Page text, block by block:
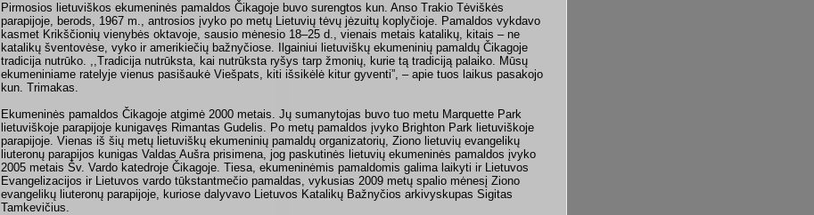
Pirmosios lietuviškos ekumeninės pamaldos Čikagoje buvo surengtos kun. Anso Trakio Tėviškės
parapijoje, berods, 1967 m., antrosios įvyko po metų Lietuvių tėvų jėzuitų koplyčioje. Pamaldos vykdavo
kasmet Krikščionių vienybės oktavoje, sausio mėnesio 18–25 d., vienais metais katalikų, kitais – ne
katalikų šventovėse, vyko ir amerikiečių bažnyčiose. Ilgainiui lietuviškų ekumeninių pamaldų Čikagoje
tradicija nutrūko. ,,Tradicija nutrūksta, kai nutrūksta ryšys tarp žmonių, kurie tą tradiciją palaiko. Mūsų
ekumeniniame ratelyje vienus pasišaukė Viešpats, kiti išsikėlė kitur gyventi”, – apie tuos laikus pasakojo
kun. Trimakas.
Ekumeninės pamaldos Čikagoje atgimė 2000 metais. Jų sumanytojas buvo tuo metu Marquette Park
lietuviškoje parapijoje kunigavęs Rimantas Gudelis. Po metų pamaldos įvyko Brighton Park lietuviškoje
parapijoje. Vienas iš šių metų lietuviškų ekumeninių pamaldų organizatorių, Ziono lietuvių evangelikų
liuteronų parapijos kunigas Valdas Aušra prisimena, jog paskutinės lietuvių ekumeninės pamaldos įvyko
2005 metais Šv. Vardo katedroje Čikagoje. Tiesa, ekumeninėmis pamaldomis galima laikyti ir Lietuvos
Evangelizacijos ir Lietuvos vardo tūkstantmečio pamaldas, vykusias 2009 metų spalio mėnesį Ziono
evangelikų liuteronų parapijoje, kuriose dalyvavo Lietuvos Katalikų Bažnyčios arkivyskupas Sigitas
Tamkevičius.